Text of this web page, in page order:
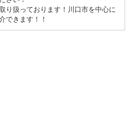
り扱っております！川口市を中心に
できます！！